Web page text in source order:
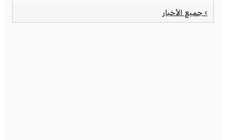
› جميع الأخبار